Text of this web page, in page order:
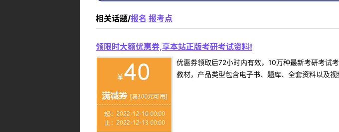
相关话题/报名 报考点
领限时大额优惠券,享本站正版考研考试资料!
优惠券领取后72小时内有效，10万种最新考研考试
教材，产品类型包含电子书、题库、全套资料以及